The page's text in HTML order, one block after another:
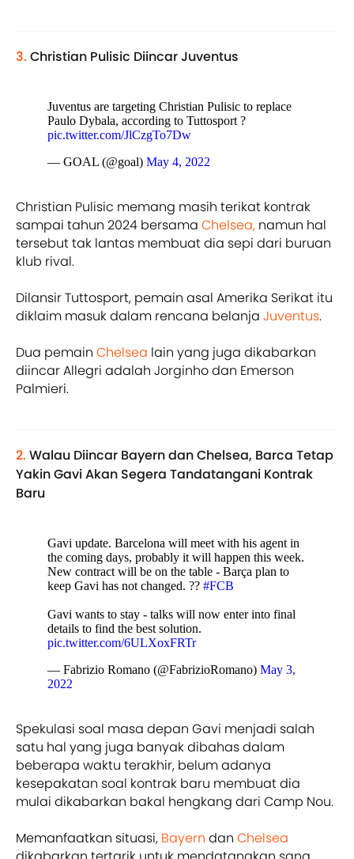
3. Christian Pulisic Diincar Juventus
Juventus are targeting Christian Pulisic to replace
Paulo Dybala, according to Tuttosport ?
pic.twitter.com/JlCzgTo7Dw
— GOAL (@goal) May 4, 2022
Christian Pulisic memang masih terikat kontrak
sampai tahun 2024 bersama Chelsea, namun hal
tersebut tak lantas membuat dia sepi dari buruan
klub rival.
Dilansir Tuttosport, pemain asal Amerika Serikat itu
diklaim masuk dalam rencana belanja Juventus.
Dua pemain Chelsea lain yang juga dikabarkan
diincar Allegri adalah Jorginho dan Emerson
Palmieri.
2. Walau Diincar Bayern dan Chelsea, Barca Tetap
Yakin Gavi Akan Segera Tandatangani Kontrak
Baru
Gavi update. Barcelona will meet with his agent in
the coming days, probably it will happen this week.
New contract will be on the table - Barça plan to
keep Gavi has not changed. ?? #FCB
Gavi wants to stay - talks will now enter into final
details to find the best solution.
pic.twitter.com/6ULXoxFRTr
— Fabrizio Romano (@FabrizioRomano) May 3,
2022
Spekulasi soal masa depan Gavi menjadi salah
satu hal yang juga banyak dibahas dalam
beberapa waktu terakhir, belum adanya
kesepakatan soal kontrak baru membuat dia
mulai dikabarkan bakal hengkang dari Camp Nou.
Memanfaatkan situasi, Bayern dan Chelsea